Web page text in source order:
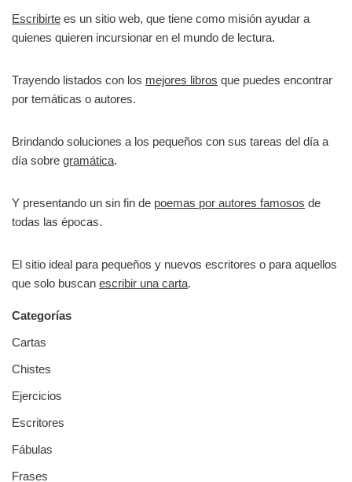
Escribirte es un sitio web, que tiene como misión ayudar a
quienes quieren incursionar en el mundo de lectura.
Trayendo listados con los mejores libros que puedes encontrar
por temáticas o autores.
Brindando soluciones a los pequeños con sus tareas del día a
día sobre gramática.
Y presentando un sin fin de poemas por autores famosos de
todas las épocas.
El sitio ideal para pequeños y nuevos escritores o para aquellos
que solo buscan escribir una carta.
Categorías
Cartas
Chistes
Ejercicios
Escritores
Fábulas
Frases